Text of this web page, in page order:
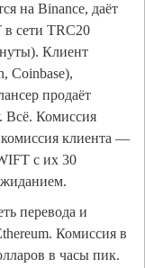
на Binance, даёт
в сети TRC20
Клиент
Coinbase),
продаёт
Всё. Комиссия
клиента —
с их 30
перевода и
Комиссия в
в часы пик.